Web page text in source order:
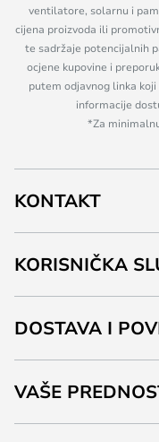
ventilatore, solarnu i
cijena proizvoda ili
te sadržaje potencijalnih
ocjene kupovine i
putem odjavnog linka
informacije
*Za
KONTAKT
KORISNIČKA
DOSTAVA I
VAŠE